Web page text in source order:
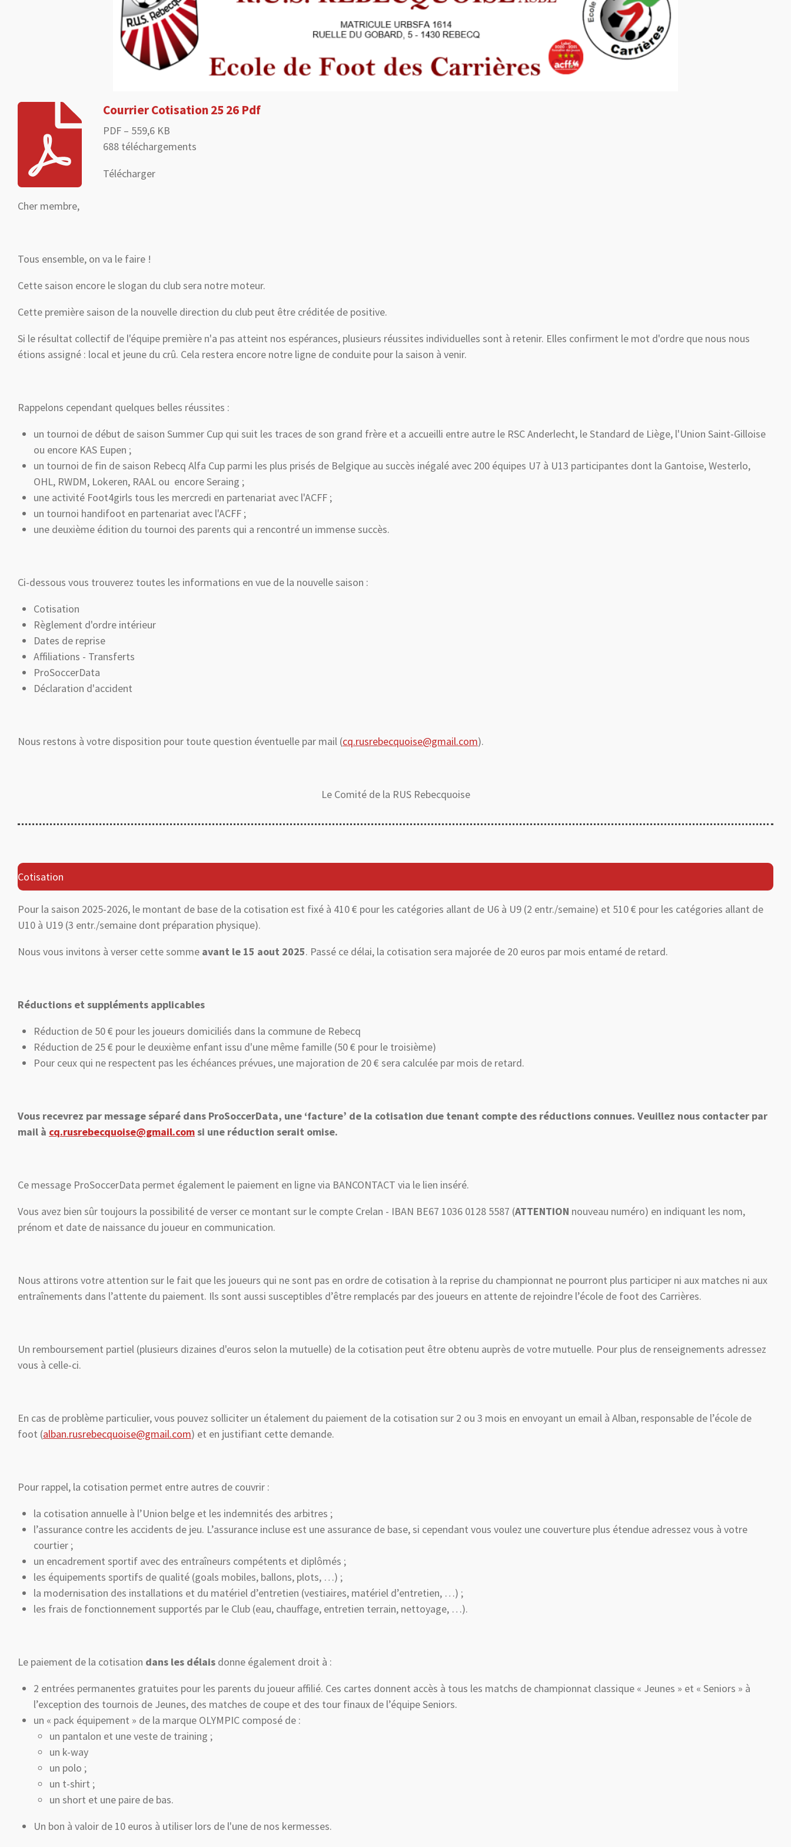
Courrier Cotisation 25 26 Pdf
PDF – 559,6 KB
688 téléchargements
Télécharger
Cher membre,
Tous ensemble, on va le faire !
Cette saison encore le slogan du club sera notre moteur.
Cette première saison de la nouvelle direction du club peut être créditée de positive.
Si le résultat collectif de l'équipe première n'a pas atteint nos espérances, plusieurs réussites individuelles sont à retenir. Elles confirment le mot d'ordre que nous nous
étions assigné : local et jeune du crû. Cela restera encore notre ligne de conduite pour la saison à venir.
Rappelons cependant quelques belles réussites :
un tournoi de début de saison Summer Cup qui suit les traces de son grand frère et a accueilli entre autre le RSC Anderlecht, le Standard de Liège, l'Union Saint-Gilloise
ou encore KAS Eupen ;
un tournoi de fin de saison Rebecq Alfa Cup parmi les plus prisés de Belgique au succès inégalé avec 200 équipes U7 à U13 participantes dont la Gantoise, Westerlo,
OHL, RWDM, Lokeren, RAAL ou encore Seraing ;
une activité Foot4girls tous les mercredi en partenariat avec l'ACFF ;
un tournoi handifoot en partenariat avec l'ACFF ;
une deuxième édition du tournoi des parents qui a rencontré un immense succès.
Ci-dessous vous trouverez toutes les informations en vue de la nouvelle saison :
Cotisation
Règlement d'ordre intérieur
Dates de reprise
Affiliations - Transferts
ProSoccerData
Déclaration d'accident
Nous restons à votre disposition pour toute question éventuelle par mail (cq.rusrebecquoise@gmail.com).
Le Comité de la RUS Rebecquoise
Cotisation
Pour la saison 2025-2026, le montant de base de la cotisation est fixé à 410 € pour les catégories allant de U6 à U9 (2 entr./semaine) et 510 € pour les catégories allant de
U10 à U19 (3 entr./semaine dont préparation physique).
Nous vous invitons à verser cette somme avant le 15 aout 2025. Passé ce délai, la cotisation sera majorée de 20 euros par mois entamé de retard.
Réductions et suppléments applicables
Réduction de 50 € pour les joueurs domiciliés dans la commune de Rebecq
Réduction de 25 € pour le deuxième enfant issu d'une même famille (50 € pour le troisième)
Pour ceux qui ne respectent pas les échéances prévues, une majoration de 20 € sera calculée par mois de retard.
Vous recevrez par message séparé dans ProSoccerData, une ‘facture’ de la cotisation due tenant compte des réductions connues. Veuillez nous contacter par
mail à cq.rusrebecquoise@gmail.comsi une réduction serait omise.
Ce message ProSoccerData permet également le paiement en ligne via BANCONTACT via le lien inséré.
Vous avez bien sûr toujours la possibilité de verser ce montant sur le compte Crelan - IBAN BE67 1036 0128 5587 (ATTENTION nouveau numéro) en indiquant les nom,
prénom et date de naissance du joueur en communication.
Nous attirons votre attention sur le fait que les joueurs qui ne sont pas en ordre de cotisation à la reprise du championnat ne pourront plus participer ni aux matches ni aux
entraînements dans l’attente du paiement. Ils sont aussi susceptibles d’être remplacés par des joueurs en attente de rejoindre l’école de foot des Carrières.
Un remboursement partiel (plusieurs dizaines d'euros selon la mutuelle) de la cotisation peut être obtenu auprès de votre mutuelle. Pour plus de renseignements adressez
vous à celle-ci.
En cas de problème particulier, vous pouvez solliciter un étalement du paiement de la cotisation sur 2 ou 3 mois en envoyant un email à Alban, responsable de l’école de
foot (alban.rusrebecquoise@gmail.com) et en justifiant cette demande.
Pour rappel, la cotisation permet entre autres de couvrir :
la cotisation annuelle à l’Union belge et les indemnités des arbitres ;
l’assurance contre les accidents de jeu. L’assurance incluse est une assurance de base, si cependant vous voulez une couverture plus étendue adressez vous à votre
courtier ;
un encadrement sportif avec des entraîneurs compétents et diplômés ;
les équipements sportifs de qualité (goals mobiles, ballons, plots, …) ;
la modernisation des installations et du matériel d’entretien (vestiaires, matériel d’entretien, …) ;
les frais de fonctionnement supportés par le Club (eau, chauffage, entretien terrain, nettoyage, …).
Le paiement de la cotisation dans les délais donne également droit à :
2 entrées permanentes gratuites pour les parents du joueur affilié. Ces cartes donnent accès à tous les matchs de championnat classique « Jeunes » et « Seniors » à
l’exception des tournois de Jeunes, des matches de coupe et des tour finaux de l’équipe Seniors.
un « pack équipement » de la marque OLYMPIC composé de :
un pantalon et une veste de training ;
un k-way
un polo ;
un t-shirt ;
un short et une paire de bas.
Un bon à valoir de 10 euros à utiliser lors de l'une de nos kermesses.